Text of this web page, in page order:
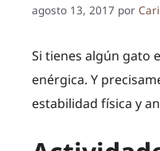
agosto 13, 2017 por
Si tienes algún gato
enérgica. Y
estabilidad física y